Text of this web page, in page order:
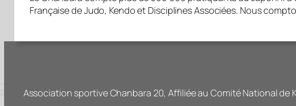
Française de Judo, Kendo et Disciplines Associées. Nous
Association sportive Chanbara 20, Affiliée au Comité National